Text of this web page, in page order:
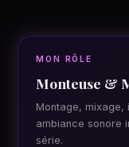
MON RÔLE
Monteuse &
Montage, mixage,
ambiance sonore
série.